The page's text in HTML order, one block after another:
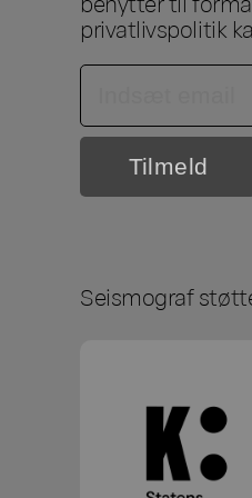
privatlivspolitik
Seismograf